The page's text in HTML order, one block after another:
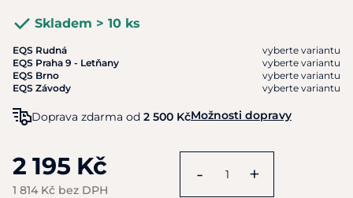
Skladem > 10 ks
EQS Rudná
vyberte variantu
EQS Praha 9 - Letňany
vyberte variantu
EQS Brno
vyberte variantu
EQS Závody
vyberte variantu
Doprava zdarma od 2 500 KčMožnosti dopravy
2 195 Kč
1 814 Kč bez DPH
- +